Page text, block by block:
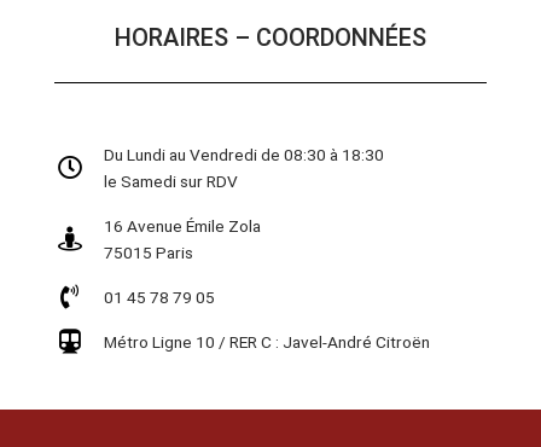
HORAIRES – COORDONNÉES
Du Lundi au Vendredi de 08:30 à 18:30
le Samedi sur RDV
16 Avenue Émile Zola
75015 Paris
01 45 78 79 05
Métro Ligne 10 / RER C : Javel-André Citroën